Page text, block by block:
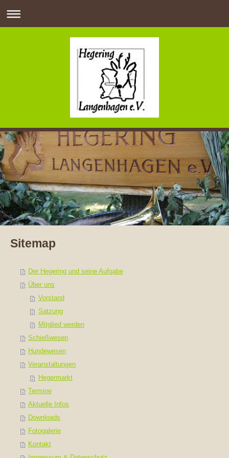
Sitemap
Der Hegering und seine Aufgabe
Über uns
Vorstand
Satzung
Mitglied werden
Schießwesen
Hundewesen
Veranstaltungen
Hegermarkt
Termine
Aktuelle Infos
Downloads
Fotogalerie
Kontakt